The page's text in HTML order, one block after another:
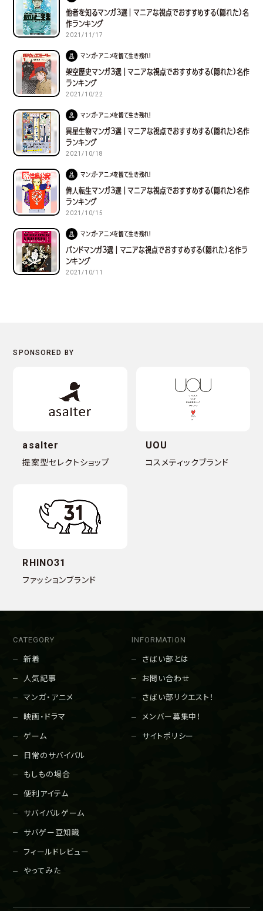
他者を知るマンガ３選｜マニアな視点でおすすめする(隠れた)名
作ランキング
2021/11/17
マンガ・アニメを観て生き残れ！
架空歴史マンガ３選｜マニアな視点でおすすめする(隠れた)名作
ランキング
2021/10/22
マンガ・アニメを観て生き残れ！
異星生物マンガ３選｜マニアな視点でおすすめする(隠れた)名作
ランキング
2021/10/18
マンガ・アニメを観て生き残れ！
偉人転生マンガ３選｜マニアな視点でおすすめする(隠れた)名作
ランキング
2021/10/15
マンガ・アニメを観て生き残れ！
バンドマンガ３選｜マニアな視点でおすすめする(隠れた)名作ラ
ンキング
2021/10/11
asalter
提案型セレクトショップ
UOU
コスメティックブランド
RHINO31
ファッションブランド
CATEGORY
新着
人気記事
マンガ・アニメ
映画・ドラマ
ゲーム
日常のサバイバル
もしもの場合
便利アイテム
サバイバルゲーム
サバゲー豆知識
フィールドレビュー
やってみた
INFORMATION
さばい部とは
お問い合わせ
さばい部リクエスト！
メンバー募集中！
サイトポリシー